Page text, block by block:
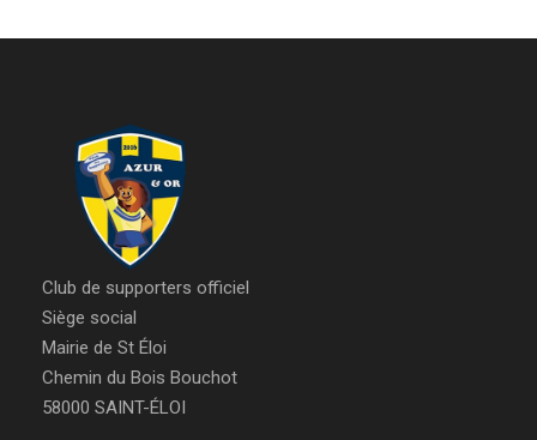
Club de supporters officiel
Siège social
Mairie de St Éloi
Chemin du Bois Bouchot
58000 SAINT-ÉLOI